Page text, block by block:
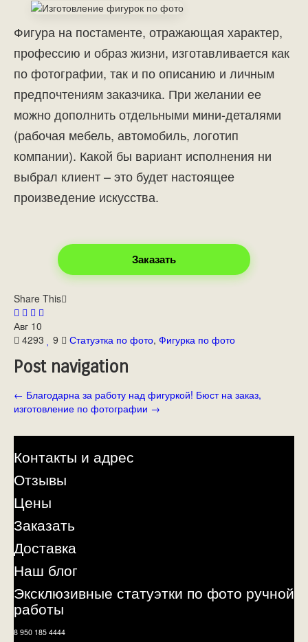
Фигура на постаменте, отражающая характер,
профессию и образ жизни, изготавливается как
по фотографии, так и по описанию и личным
предпочтениям заказчика. При желании ее
можно дополнить отдельными мини-деталями
(рабочая мебель, автомобиль, логотип
компании). Какой бы вариант исполнения ни
выбрал клиент – это будет настоящее
произведение искусства.
Заказать
Share This
Авг 10
4293
9 Статуэтка по фото, Фигурка по фото
Post navigation
← Благодарна за работу над фигуркой! Бюст на заказ,
изготовление по фотографии →
Контакты и адрес
Отзывы
Цены
Заказать
Доставка
Наш блог
Эксклюзивные статуэтки по фото ручной
работы
8 950 185 4444